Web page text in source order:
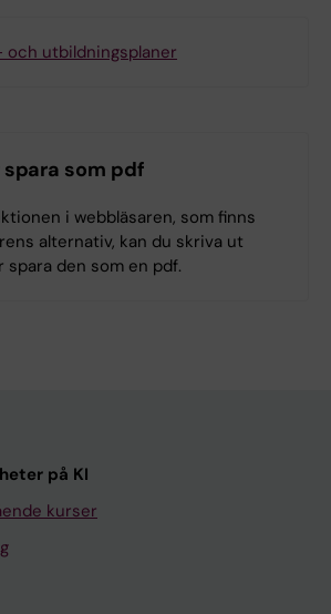
och utbildningsplaner
som pdf
i webbläsaren, som finns
alternativ, kan du skriva ut
spara den som en pdf.
på KI
kurser